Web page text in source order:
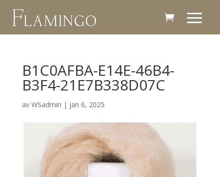
B1C0AFBA-E14E-46B4-
B3F4-21E7B338D07C
av WSadmin | jan 6, 2025